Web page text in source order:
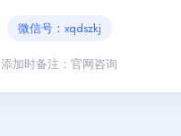
微信号：xqdszkj
添加时备注：官网咨询